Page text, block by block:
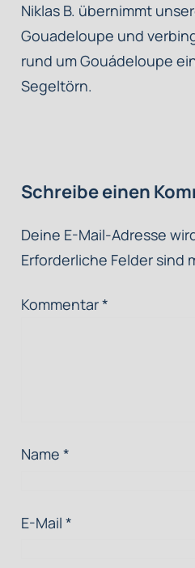
Niklas B. übernimmt
Gouadeloupe und
rund um Gouádeloupe
Segeltörn.
Schreibe einen
Deine E-Mail-Adresse
Erforderliche Felder sind
Kommentar*
Name *
E-Mail *